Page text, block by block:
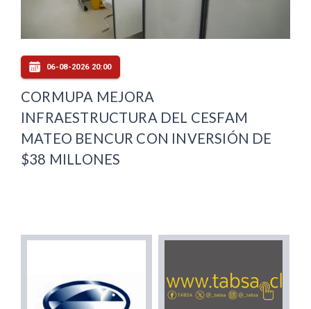
06-08-2026 20:00
CORMUPA MEJORA
INFRAESTRUCTURA DEL CESFAM
MATEO BENCUR CON INVERSIÓN DE
$38 MILLONES